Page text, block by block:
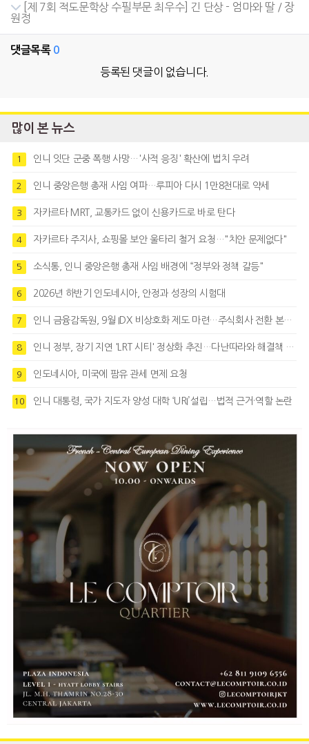
[제 7회 적도문학상 수필부문 최우수] 긴 단상 - 엄마와 딸 / 장
원정
댓글목록 0
등록된 댓글이 없습니다.
많이 본 뉴스
1 인니 잇단 군중 폭행 사망…'사적 응징' 확산에 법치 우려
2 인니 중앙은행 총재 사임 여파…루피아 다시 1만8천대로 약세
3 자카르타 MRT, 교통카드 없이 신용카드로 바로 탄다
4 자카르타 주지사, 쇼핑몰 보안 울타리 철거 요청…"치안 문제없다"
5 소식통, 인니 중앙은행 총재 사임 배경에 “정부와 정책 갈등"
6 2026년 하반기 인도네시아, 안정과 성장의 시험대
7 인니 금융감독원, 9월 IDX 비상호화 제도 마련…주식회사 전환 본격화
8 인니 정부, 장기 지연 'LRT 시티' 정상화 추진…다난따라와 해결책 모색
9 인도네시아, 미국에 팜유 관세 면제 요청
10 인니 대통령, 국가 지도자 양성 대학 ‘URI’설립…법적 근거·역할 논란